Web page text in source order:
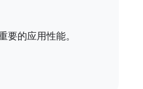
要的应用性能。